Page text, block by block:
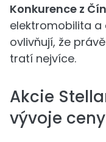
Konkurence z
elektromobilita a
ovlivňují, že
tratí nejvíce.
Akcie
vývoje